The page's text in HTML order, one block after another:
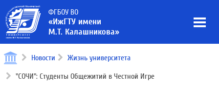
ФГБОУ ВО
«ИжГТУ имени
М.Т. Калашникова»
Новости Жизнь университета
"СОЧИ": Студенты Общежитий в Честной Игре